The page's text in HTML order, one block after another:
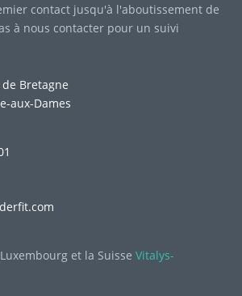
contact jusqu'à l'aboutissement de
à nous contacter pour un suivi
Bretagne
aux-Dames
et la Suisse Vitalys-